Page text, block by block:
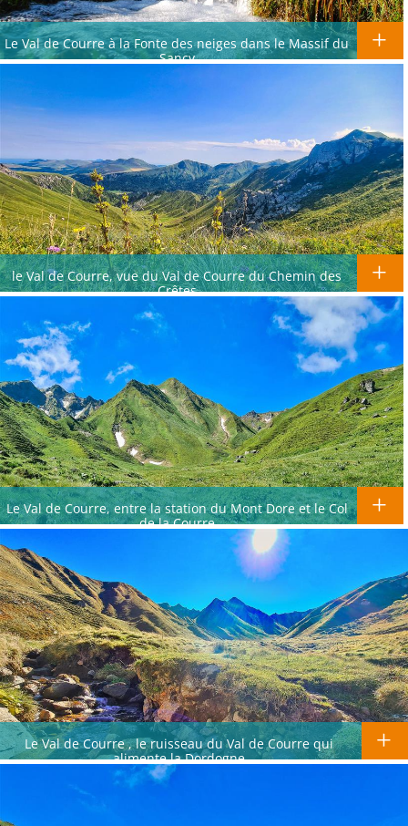
Le Val de Courre à la Fonte des neiges dans le Massif du
Sancy
le Val de Courre, vue du Val de Courre du Chemin des
Crêtes
Le Val de Courre, entre la station du Mont Dore et le Col
de la Courre
Le Val de Courre , le ruisseau du Val de Courre qui
alimente la Dordogne